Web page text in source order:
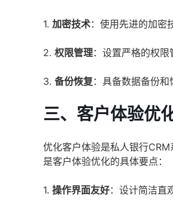
1. 加密技术：使用先进的加密
2. 权限管理：设置严格的权限
3. 备份恢复 ：具备数据备份和
三、客户体验优
优化客户体验是私人银行
是客户体验优化的具体要点：
1. 操作界面友好：设计简洁直